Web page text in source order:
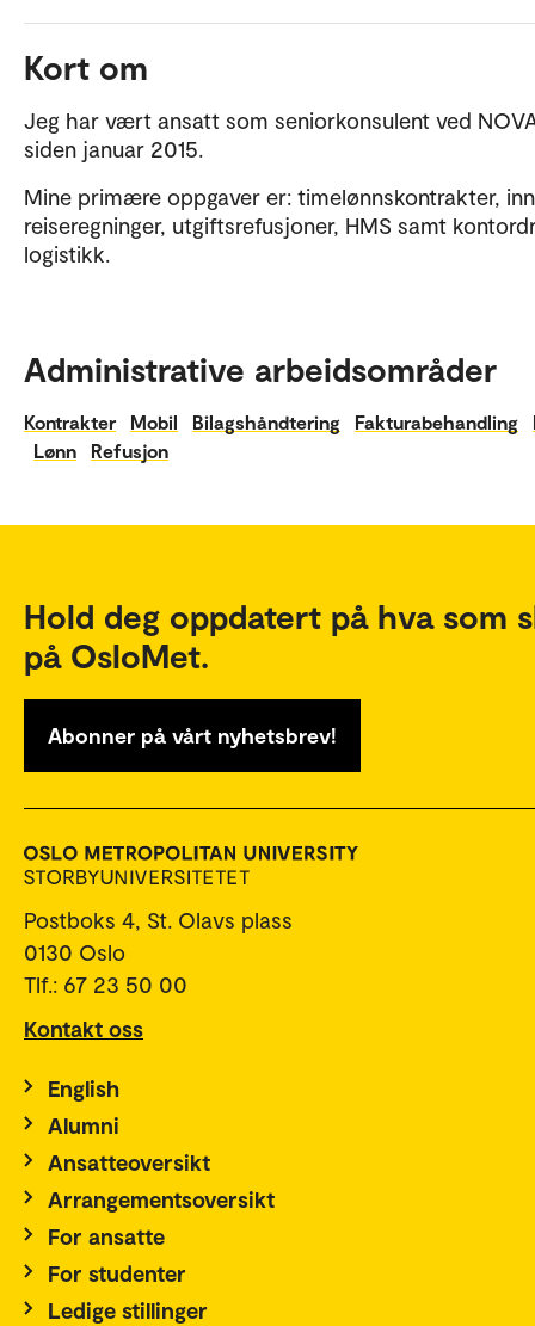
Kort om
Jeg har vært ansatt som seniorkonsulent ved
siden januar 2015.
Mine primære oppgaver er: timelønnskontrakter,
reiseregninger, utgiftsrefusjoner, HMS samt
logistikk.
Administrative arbeidsområder
Kontrakter Mobil Bilagshåndtering Fakturabehandling
Lønn
Refusjon
Hold deg oppdatert på hva som
på OsloMet.
Abonner på vårt nyhetsbrev!
Postboks 4, St. Olavs plass
0130 Oslo
Tlf.: 67 23 50 00
Kontakt oss
English
Alumni
Ansatteoversikt
Arrangementsoversikt
For ansatte
For studenter
Ledige stillinger